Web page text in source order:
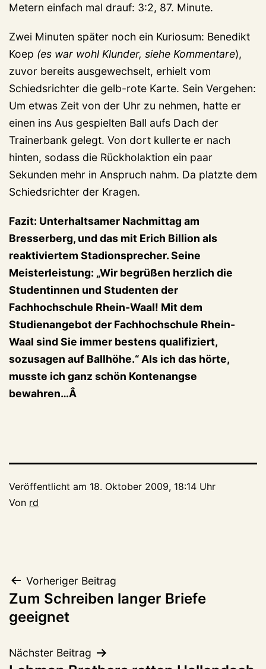
Metern einfach mal drauf: 3:2, 87. Minute.
Zwei Minuten später noch ein Kuriosum: Benedikt
Koep (es war wohl Klunder, siehe Kommentare),
zuvor bereits ausgewechselt, erhielt vom
Schiedsrichter die gelb-rote Karte. Sein Vergehen:
Um etwas Zeit von der Uhr zu nehmen, hatte er
einen ins Aus gespielten Ball aufs Dach der
Trainerbank gelegt. Von dort kullerte er nach
hinten, sodass die Rückholaktion ein paar
Sekunden mehr in Anspruch nahm. Da platzte dem
Schiedsrichter der Kragen.
Fazit: Unterhaltsamer Nachmittag am
Bresserberg, und das mit Erich Billion als
reaktiviertem Stadionsprecher. Seine
Meisterleistung: „Wir begrüßen herzlich die
Studentinnen und Studenten der
Fachhochschule Rhein-Waal! Mit dem
Studienangebot der Fachhochschule Rhein-
Waal sind Sie immer bestens qualifiziert,
sozusagen auf Ballhöhe.“ Als ich das hörte,
musste ich ganz schön Kontenangse
bewahren…Â
Veröffentlicht am 18. Oktober 2009, 18:14 Uhr
Von rd
Beitragsnavigation
Vorheriger Beitrag
Zum Schreiben langer Briefe
geeignet
Nächster Beitrag